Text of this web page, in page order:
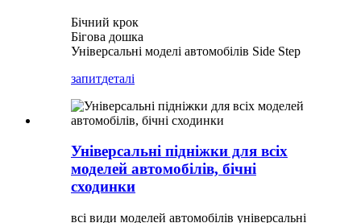
Бічний крок
Бігова дошка
Універсальні моделі автомобілів Side Step
запитдеталі
Універсальні підніжки для всіх
моделей автомобілів, бічні
сходинки
всі види моделей автомобілів універсальні